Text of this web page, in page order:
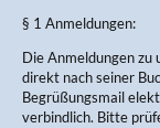
§ 1 Anmeldungen:
Die Anmeldungen zu
direkt nach seiner
Begrüßungsmail
verbindlich. Bitte